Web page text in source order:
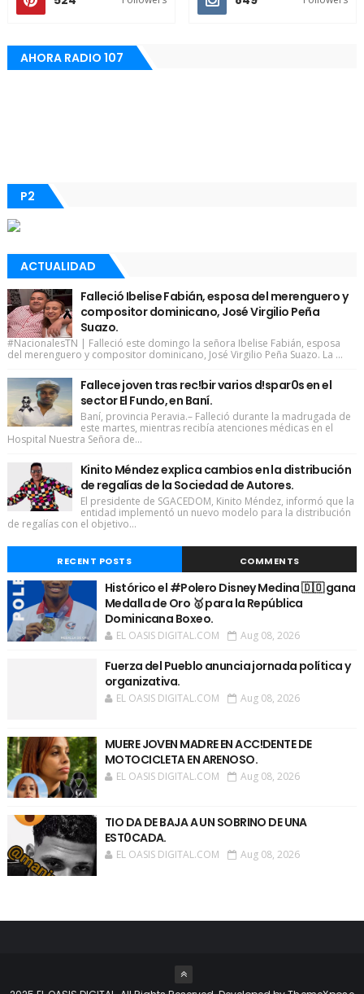
AHORA RADIO 107
P2
ACTUALIDAD
Falleció Ibelise Fabián, esposa del merenguero y
compositor dominicano, José Virgilio Peña
Suazo.
#NacionalesTN | Falleció este domingo la señora Ibelise Fabián, esposa
del merenguero y compositor dominicano, José Virgilio Peña Suazo. La ...
Fallece joven tras rec!bir varios d!spar0s en el
sector El Fundo, en Baní.
Baní, provincia Peravia.– Falleció durante la madrugada de
este martes, mientras recibía atenciones médicas en el
Hospital Nuestra Señora de...
Kinito Méndez explica cambios en la distribución
de regalías de la Sociedad de Autores.
El presidente de SGACEDOM, Kinito Méndez, informó que la
entidad implementó un nuevo modelo para la distribución
de regalías con el objetivo...
RECENT POSTS COMMENTS
Histórico el #Polero Disney Medina 🇩🇴 gana
Medalla de Oro 🥇 para la República
Dominicana Boxeo.
EL OASIS DIGITAL.COM Aug 08, 2026
Fuerza del Pueblo anuncia jornada política y
organizativa.
EL OASIS DIGITAL.COM Aug 08, 2026
MUERE JOVEN MADRE EN ACC!DENTE DE
MOTOCICLETA EN ARENOSO.
EL OASIS DIGITAL.COM Aug 08, 2026
TIO DA DE BAJA A UN SOBRINO DE UNA
EST0CADA.
EL OASIS DIGITAL.COM Aug 08, 2026